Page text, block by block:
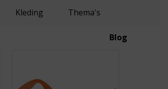
Kleding Thema's
Blog